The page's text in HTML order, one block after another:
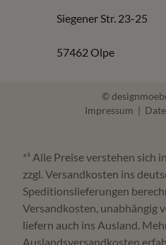
Siegener Str. 23-25
57462 Olpe
©
Impressum |
*¹ Alle Preise verstehen sich
zzgl. Versandkosten ins
Speditionslieferungen
Versandkosten, unabhängig
liefern auch ins Ausland.
Auslandsversandkosten